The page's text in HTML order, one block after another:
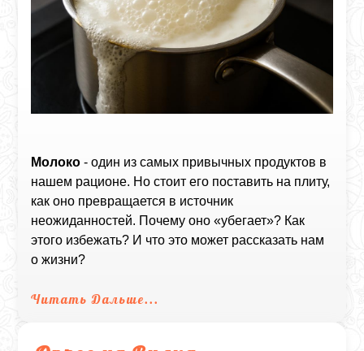
Молоко - один из самых привычных продуктов в
нашем рационе. Но стоит его поставить на плиту,
как оно превращается в источник
неожиданностей. Почему оно «убегает»? Как
этого избежать? И что это может рассказать нам
о жизни?
Читать Дальше...